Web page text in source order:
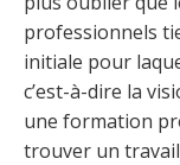
professionnels
initiale pour
c’est-à-dire la
une formation
trouver un